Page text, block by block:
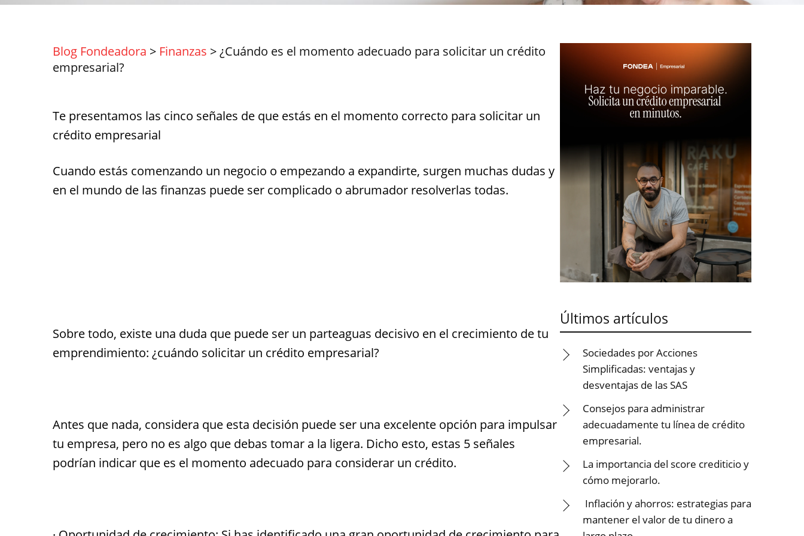
Blog Fondeadora > Finanzas >¿Cuándo es el momento adecuado para solicitar un crédito
empresarial?
Te presentamos las cinco señales de que estás en el momento correcto para solicitar un
crédito empresarial
Cuando estás comenzando un negocio o empezando a expandirte, surgen muchas dudas y
en el mundo de las finanzas puede ser complicado o abrumador resolverlas todas.
Sobre todo, existe una duda que puede ser un parteaguas decisivo en el crecimiento de tu
emprendimiento: ¿cuándo solicitar un crédito empresarial?
Antes que nada, considera que esta decisión puede ser una excelente opción para impulsar
tu empresa, pero no es algo que debas tomar a la ligera. Dicho esto, estas 5 señales
podrían indicar que es el momento adecuado para considerar un crédito.
Últimos artículos
Sociedades por Acciones
Simplificadas: ventajas y
desventajas de las SAS
Consejos para administrar
adecuadamente tu línea de crédito
empresarial.
La importancia del score crediticio y
cómo mejorarlo.
Inflación y ahorros: estrategias para
mantener el valor de tu dinero a